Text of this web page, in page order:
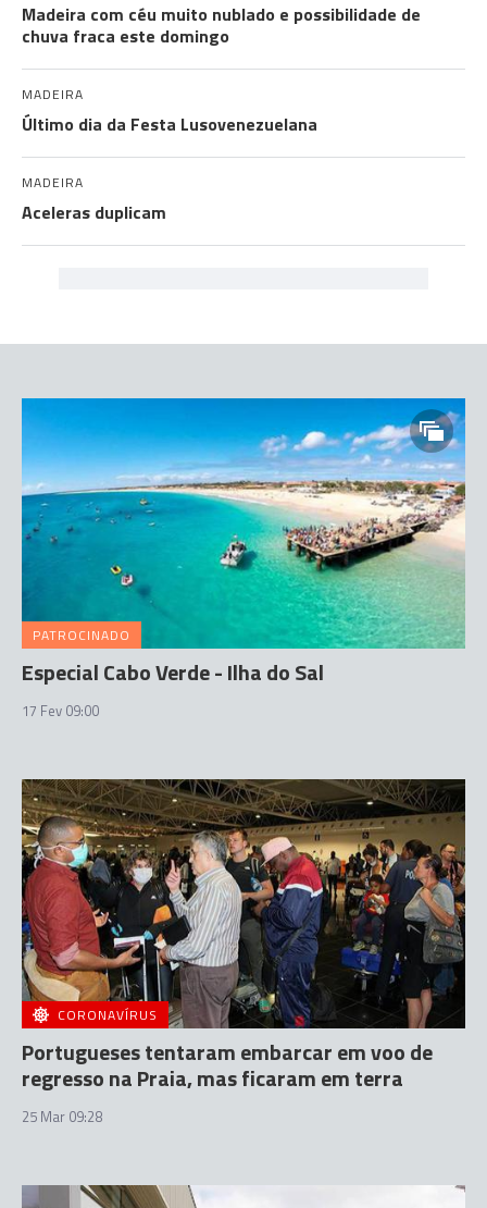
Madeira com céu muito nublado e possibilidade de
chuva fraca este domingo
MADEIRA
Último dia da Festa Lusovenezuelana
MADEIRA
Aceleras duplicam
PATROCINADO
Especial Cabo Verde - Ilha do Sal
17 Fev 09:00
CORONAVÍRUS
Portugueses tentaram embarcar em voo de
regresso na Praia, mas ficaram em terra
25 Mar 09:28